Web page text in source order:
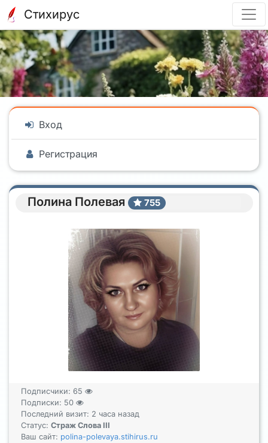
Стихирус
Вход
Регистрация
Полина Полевая 755
Подписчики: 65
Подписки: 50
Последний визит: 2 часа назад
Статус: Страж Слова III
Ваш сайт: polina-polevaya.stihirus.ru